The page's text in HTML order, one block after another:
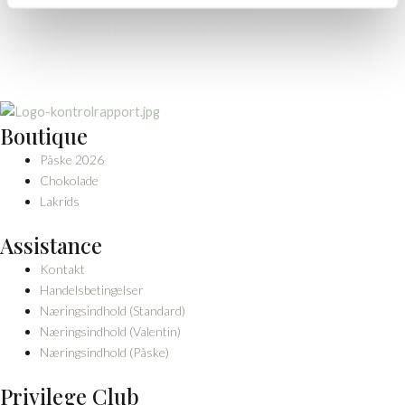
Kuratører af Danmarks fineste konfekture. En
Boutique
Påske 2026
Chokolade
Lakrids
Assistance
Kontakt
Handelsbetingelser
Næringsindhold (Standard)
Næringsindhold (Valentin)
Næringsindhold (Påske)
Privilege Club